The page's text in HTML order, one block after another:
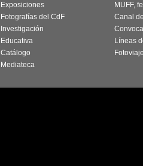
Exposiciones
Fotografías del CdF
Investigación
Educativa
Catálogo
Mediateca
MUFF,
Canal
Líneas